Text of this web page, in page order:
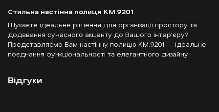
Стильна настінна полиця KM.9201
Шукаєте ідеальне рішення для організації простору та
додавання сучасного акценту до Вашого інтер'єру?
Представляємо Вам настінну полицю KM.9201 — ідеальне
поєднання функціональності та елегантного дизайну.
Відгуки